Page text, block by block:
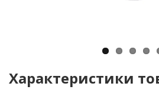
Характеристики